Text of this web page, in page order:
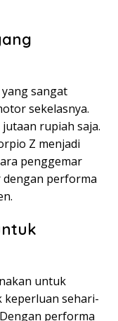
sangat
sekelasnya.
rupiah saja.
Z menjadi
penggemar
performa
untuk
sehari-
performa